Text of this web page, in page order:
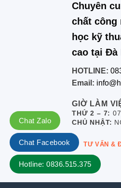
Chat Zalo
Chat Facebook
Hotline: 0836.515.375
Chuyên
chất công
học kỹ
cao tại Đà
HOTLINE:
Email:
GIỜ LÀM
THỨ 2 – 7:
CHỦ NHẬT:
TƯ VẤN &